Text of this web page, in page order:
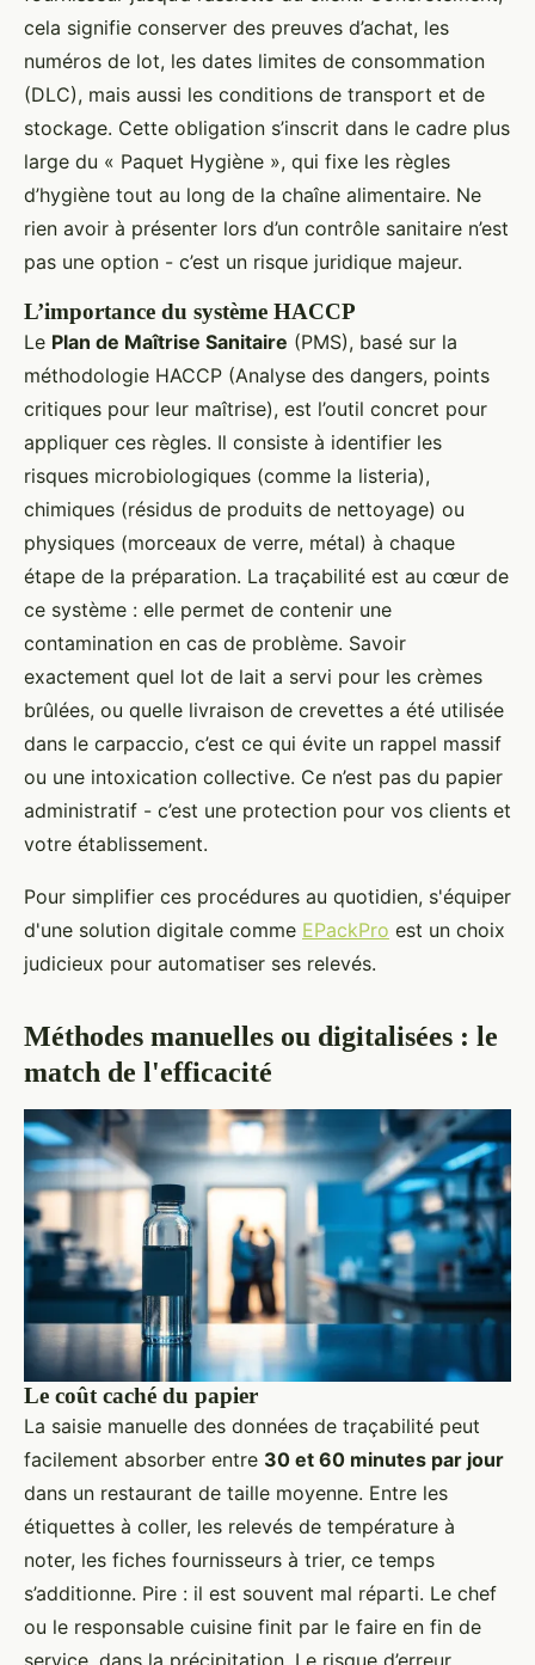
cela signifie conserver des preuves d’achat, les
numéros de lot, les dates limites de consommation
(DLC), mais aussi les conditions de transport et de
stockage. Cette obligation s’inscrit dans le cadre plus
large du « Paquet Hygiène », qui fixe les règles
d’hygiène tout au long de la chaîne alimentaire. Ne
rien avoir à présenter lors d’un contrôle sanitaire n’est
pas une option - c’est un risque juridique majeur.
L’importance du système HACCP
Le Plan de Maîtrise Sanitaire (PMS), basé sur la
méthodologie HACCP (Analyse des dangers, points
critiques pour leur maîtrise), est l’outil concret pour
appliquer ces règles. Il consiste à identifier les
risques microbiologiques (comme la listeria),
chimiques (résidus de produits de nettoyage) ou
physiques (morceaux de verre, métal) à chaque
étape de la préparation. La traçabilité est au cœur de
ce système : elle permet de contenir une
contamination en cas de problème. Savoir
exactement quel lot de lait a servi pour les crèmes
brûlées, ou quelle livraison de crevettes a été utilisée
dans le carpaccio, c’est ce qui évite un rappel massif
ou une intoxication collective. Ce n’est pas du papier
administratif - c’est une protection pour vos clients et
votre établissement.
Pour simplifier ces procédures au quotidien, s'équiper
d'une solution digitale comme EPackPro est un choix
judicieux pour automatiser ses relevés.
Méthodes manuelles ou digitalisées : le
match de l'efficacité
Le coût caché du papier
La saisie manuelle des données de traçabilité peut
facilement absorber entre 30 et 60 minutes par jour
dans un restaurant de taille moyenne. Entre les
étiquettes à coller, les relevés de température à
noter, les fiches fournisseurs à trier, ce temps
s’additionne. Pire : il est souvent mal réparti. Le chef
ou le responsable cuisine finit par le faire en fin de